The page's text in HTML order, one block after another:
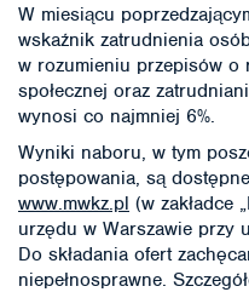
W miesiącu
wskaźnik zatrudnienia
w rozumieniu przepisów o
społecznej oraz
wynosi co najmniej 6%.
Wyniki naboru, w tym
postępowania, są
www.mwkz.pl (w zakładce
urzędu w Warszawie przy
Do składania ofert
niepełnosprawne.